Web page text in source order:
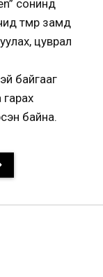
сонинд
төмөр замд
цуврал
байгааг
байна.